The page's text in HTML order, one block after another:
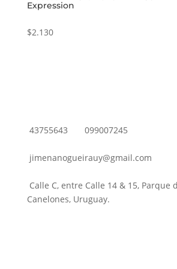
Expression
$2.130
43755643 099007245
jimenanogueirauy@gmail.com
Calle C, entre Calle 14 & 15, Parque
Canelones, Uruguay.